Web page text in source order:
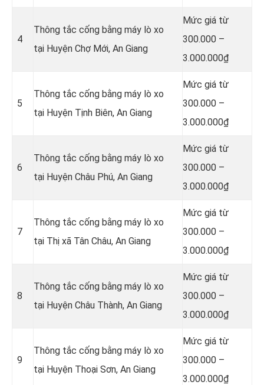
4
Thông tắc cống bằng máy lò xo
tại Huyện Chợ Mới, An Giang
Mức giá từ
300.000 –
3.000.000₫
5
Thông tắc cống bằng máy lò xo
tại Huyện Tịnh Biên, An Giang
Mức giá từ
300.000 –
3.000.000₫
6
Thông tắc cống bằng máy lò xo
tại Huyện Châu Phú, An Giang
Mức giá từ
300.000 –
3.000.000₫
7
Thông tắc cống bằng máy lò xo
tại Thị xã Tân Châu, An Giang
Mức giá từ
300.000 –
3.000.000₫
8
Thông tắc cống bằng máy lò xo
tại Huyện Châu Thành, An Giang
Mức giá từ
300.000 –
3.000.000₫
9
Thông tắc cống bằng máy lò xo
tại Huyện Thoại Sơn, An Giang
Mức giá từ
300.000 –
3.000.000₫